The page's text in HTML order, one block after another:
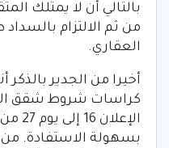
بالتالي أن لا يمتلك
من ثم الالتزام
العقاري.
أخيرا من الجدير
كراسات شروط شقق
بسهولة الاستفادة.